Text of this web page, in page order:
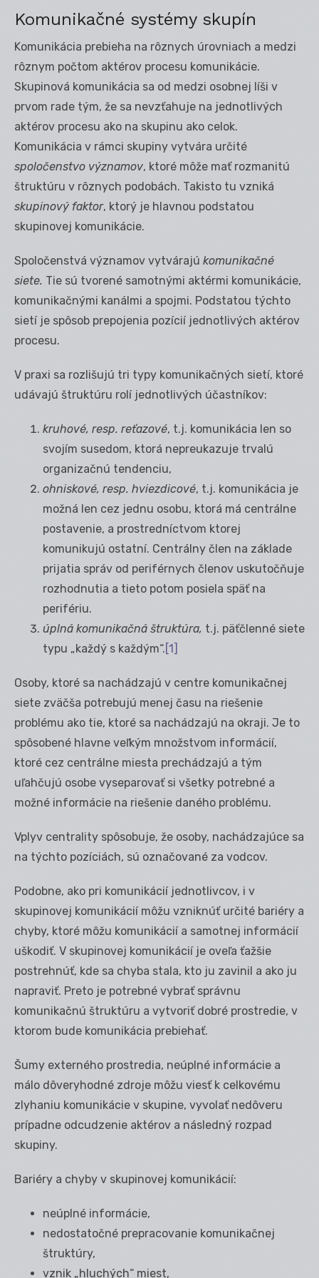
Komunikačné systémy skupín
Komunikácia prebieha na rôznych úrovniach a medzi
rôznym počtom aktérov procesu komunikácie.
Skupinová komunikácia sa od medzi osobnej líši v
prvom rade tým, že sa nevzťahuje na jednotlivých
aktérov procesu ako na skupinu ako celok.
Komunikácia v rámci skupiny vytvára určité
spoločenstvo významov, ktoré môže mať rozmanitú
štruktúru v rôznych podobách. Takisto tu vzniká
skupinový faktor, ktorý je hlavnou podstatou
skupinovej komunikácie.
Spoločenstvá významov vytvárajú komunikačné
siete. Tie sú tvorené samotnými aktérmi komunikácie,
komunikačnými kanálmi a spojmi. Podstatou týchto
sietí je spôsob prepojenia pozícií jednotlivých aktérov
procesu.
V praxi sa rozlišujú tri typy komunikačných sietí, ktoré
udávajú štruktúru rolí jednotlivých účastníkov:
kruhové, resp. reťazové, t.j. komunikácia len so
svojím susedom, ktorá nepreukazuje trvalú
organizačnú tendenciu,
ohniskové, resp. hviezdicové, t.j. komunikácia je
možná len cez jednu osobu, ktorá má centrálne
postavenie, a prostredníctvom ktorej
komunikujú ostatní. Centrálny člen na základe
prijatia správ od periférnych členov uskutočňuje
rozhodnutia a tieto potom posiela späť na
perifériu.
úplná komunikačná štruktúra, t.j. päťčlenné siete
typu „každý s každým“. [1]
Osoby, ktoré sa nachádzajú v centre komunikačnej
siete zväčša potrebujú menej času na riešenie
problému ako tie, ktoré sa nachádzajú na okraji. Je to
spôsobené hlavne veľkým množstvom informácií,
ktoré cez centrálne miesta prechádzajú a tým
uľahčujú osobe vyseparovať si všetky potrebné a
možné informácie na riešenie daného problému.
Vplyv centrality spôsobuje, že osoby, nachádzajúce sa
na týchto pozíciách, sú označované za vodcov.
Podobne, ako pri komunikácií jednotlivcov, i v
skupinovej komunikácií môžu vzniknúť určité bariéry a
chyby, ktoré môžu komunikácií a samotnej informácií
uškodiť. V skupinovej komunikácií je oveľa ťažšie
postrehnúť, kde sa chyba stala, kto ju zavinil a ako ju
napraviť. Preto je potrebné vybrať správnu
komunikačnú štruktúru a vytvoriť dobré prostredie, v
ktorom bude komunikácia prebiehať.
Šumy externého prostredia, neúplné informácie a
málo dôveryhodné zdroje môžu viesť k celkovému
zlyhaniu komunikácie v skupine, vyvolať nedôveru
prípadne odcudzenie aktérov a následný rozpad
skupiny.
Bariéry a chyby v skupinovej komunikácií:
neúplné informácie,
nedostatočné prepracovanie komunikačnej
štruktúry,
vznik „hluchých“ miest,